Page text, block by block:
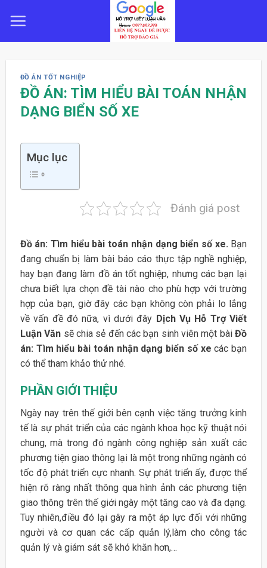
ĐỒ ÁN TỐT NGHIỆP
ĐỒ ÁN: TÌM HIỂU BÀI TOÁN NHẬN
DẠNG BIỂN SỐ XE
Mục lục
Đánh giá post
Đồ án: Tìm hiểu bài toán nhận dạng biển số xe. Bạn
đang chuẩn bị làm bài báo cáo thực tập nghề nghiệp,
hay bạn đang làm đồ án tốt nghiệp, nhưng các bạn lại
chưa biết lựa chọn đề tài nào cho phù hợp với trường
hợp của bạn, giờ đây các bạn không còn phải lo lắng
về vấn đề đó nữa, vì dưới đây Dịch Vụ Hỗ Trợ Viết
Luận Văn sẽ chia sẻ đến các bạn sinh viên một bàiĐồ
án: Tìm hiểu bài toán nhận dạng biển số xecác bạn
có thể tham khảo thử nhé.
PHẦN GIỚI THIỆU
Ngày nay trên thế giới bên cạnh việc tăng trưởng kinh
tế là sự phát triển của các ngành khoa học kỹ thuật nói
chung, mà trong đó ngành công nghiệp sản xuất các
phương tiện giao thông lại là một trong những ngành có
tốc độ phát triển cực nhanh. Sự phát triển ấy, được thể
hiện rõ ràng nhất thông qua hình ảnh các phương tiện
giao thông trên thế giới ngày một tăng cao và đa dạng.
Tuy nhiên,điều đó lại gây ra một áp lực đối với những
người và cơ quan các cấp quản lý,làm cho công tác
quản lý và giám sát sẽ khó khăn hơn,…